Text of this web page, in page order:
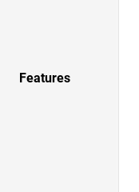
Features